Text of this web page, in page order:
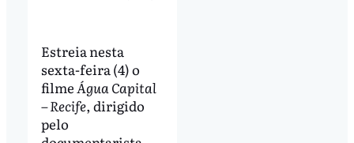
Estreia nesta
sexta-feira (4) o
filme Água Capital
– Recife, dirigido
pelo